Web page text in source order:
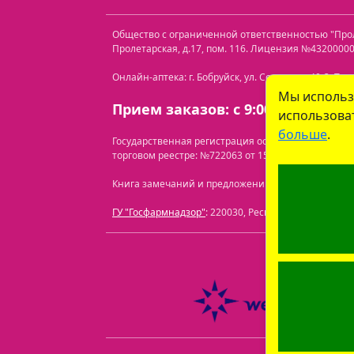
Общество с ограниченной ответственностью
Пролетарская, д.17, пом. 116. Лицензия
Онлайн-аптека: г. Бобруйск, ул. Советская 40-3.
Прием заказов: с 9:00 до 21:00.
Государственная регистрация осуществлена
торговом реестре: №722063 от 15.07.2024.
Книга замечаний и предложений находится по
ГУ "Госфармнадзор": 220030, Республика
ООО
Мы
больше.